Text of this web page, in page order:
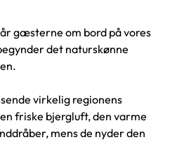
gæsterne om bord på vores
det naturskønne
virkelig regionens
friske bjergluft, den varme
mens de nyder den